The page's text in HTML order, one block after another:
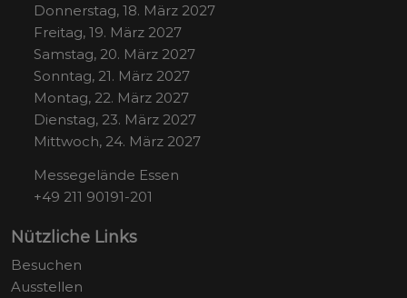
Donnerstag, 18. März 2027
Freitag, 19. März 2027
Samstag, 20. März 2027
Sonntag, 21. März 2027
Montag, 22. März 2027
Dienstag, 23. März 2027
Mittwoch, 24. März 2027
Messegelände Essen
+49 211 90191-201
Nützliche Links
Besuchen
Ausstellen